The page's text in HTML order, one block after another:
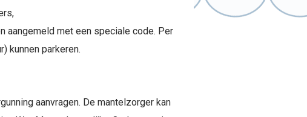
aangemeld met een speciale code. Per
kunnen parkeren.
aanvragen. De mantelzorger kan